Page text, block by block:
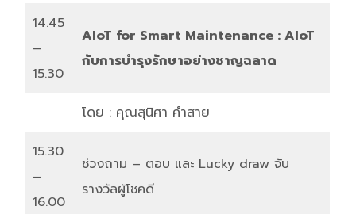
14.45
–
15.30
AIoT for Smart Maintenance : AIoT
กับการบำรุงรักษาอย่างชาญฉลาด
โดย : คุณสุนิศา คำสาย
15.30
–
16.00
ช่วงถาม – ตอบ และ Lucky draw จับ
รางวัลผู้โชคดี